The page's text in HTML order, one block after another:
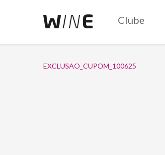
Clube
EXCLUSAO_CUPOM_100625